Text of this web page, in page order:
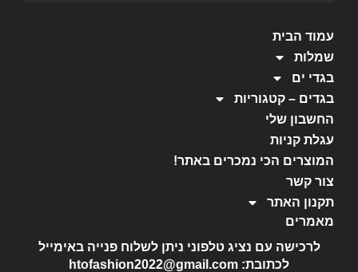
עמוד הבית
שמלות
בגדי ים
בגדים – קטגוריות
החשבון שלי
עגלת קניות
המוצרים הכי נמכרים באתר!
צור קשר
תקנון האתר
מאמרים
לרכישה עם נציג טלפוני ניתן לשלוח פנייה באימייל
לכתובת: htofashion2022@gmail.com